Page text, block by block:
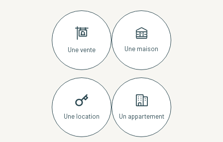
Une vente
Une location
Une maison
Un appartement